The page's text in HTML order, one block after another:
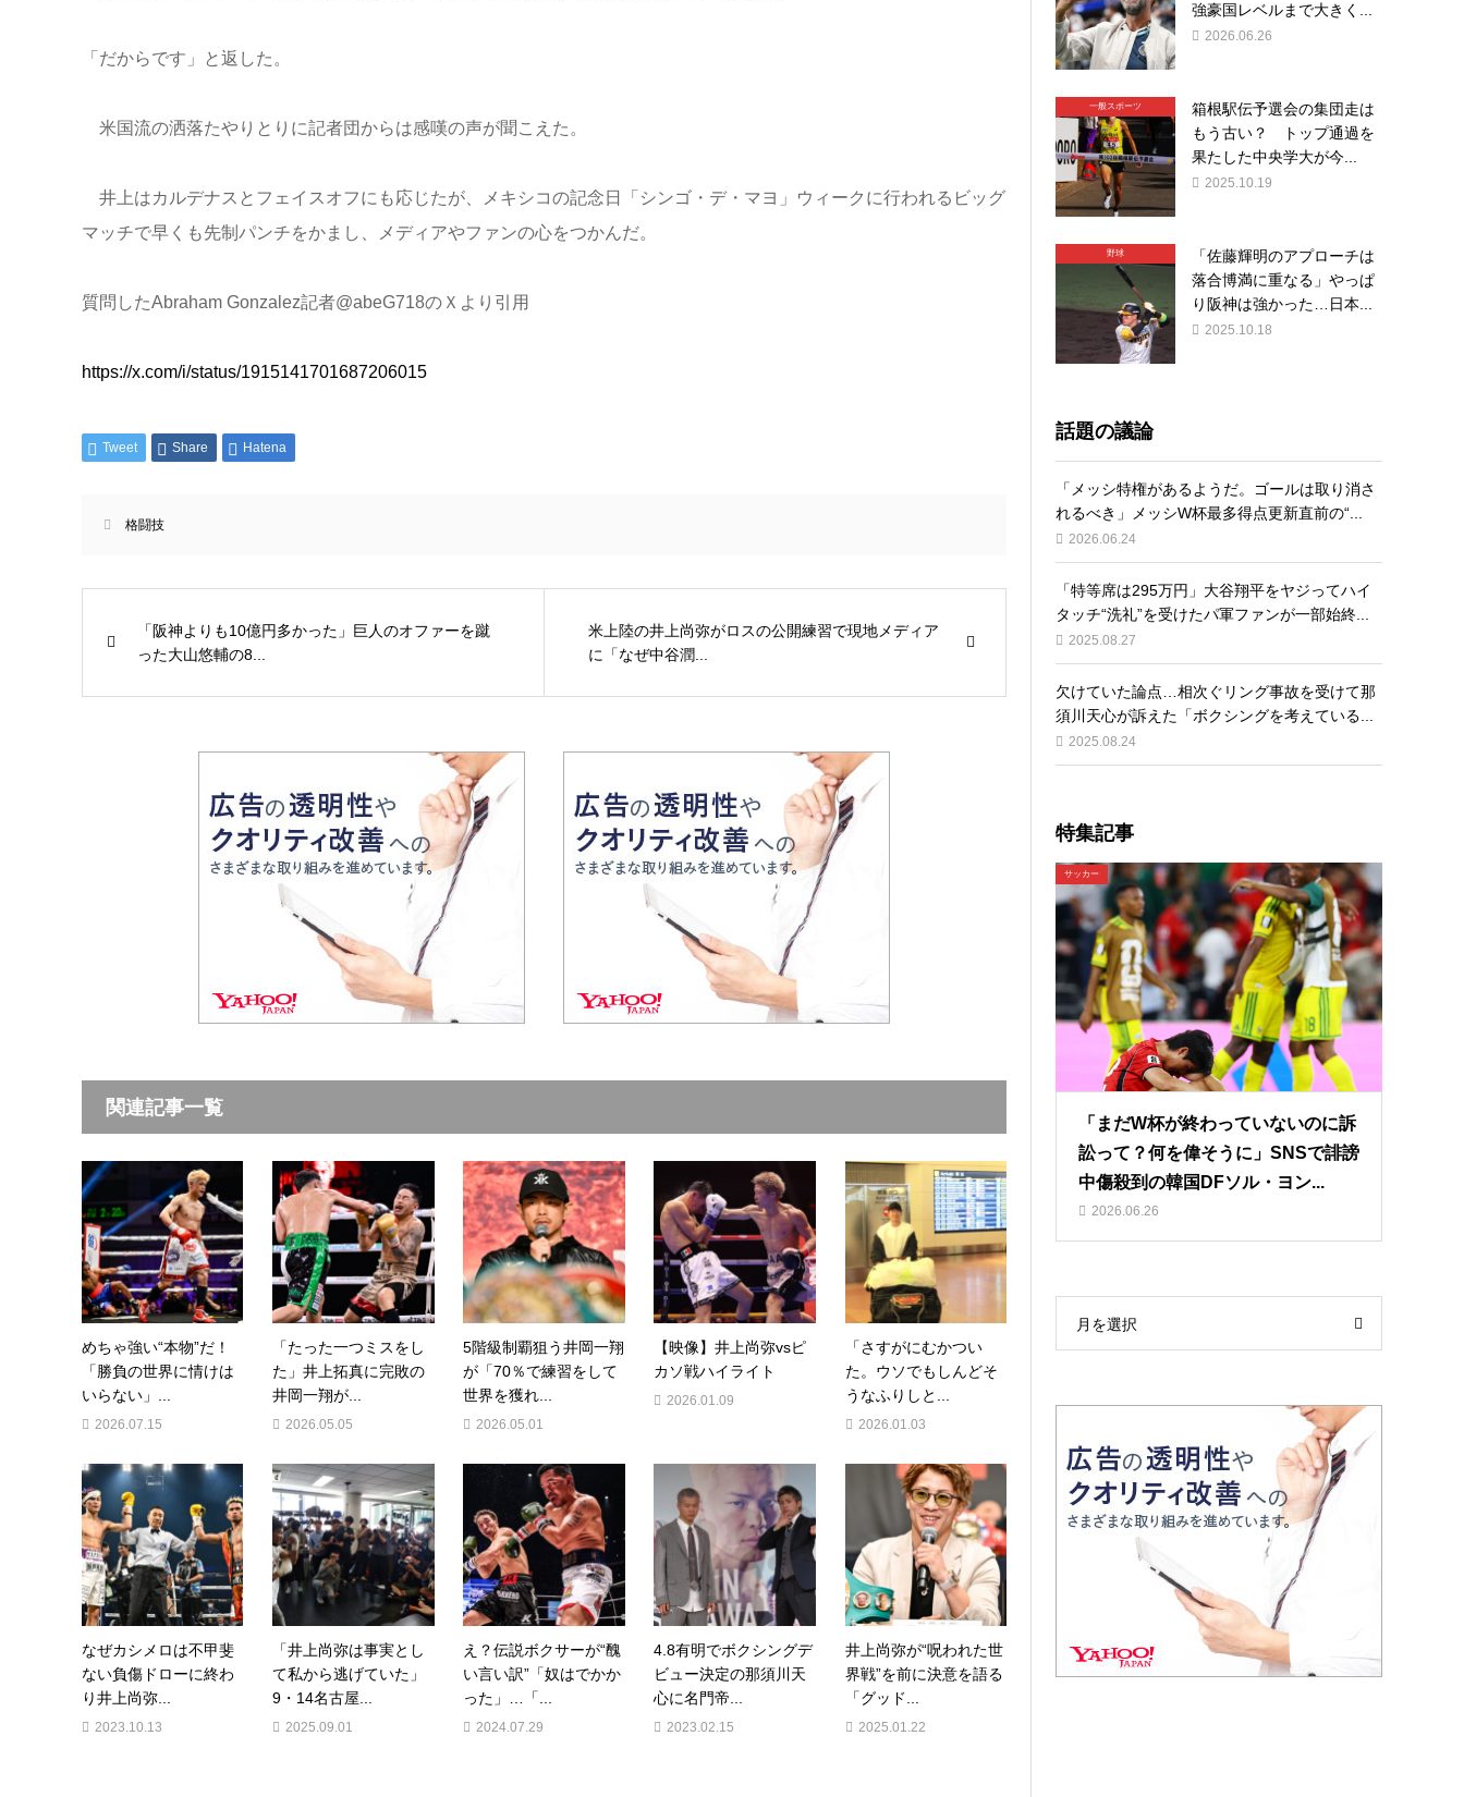
「だからです」と返した。
米国流の洒落たやりとりに記者団からは感嘆の声が聞こえた。
井上はカルデナスとフェイスオフにも応じたが、メキシコの記念日「シンゴ・デ・マヨ」ウィークに行われるビッグ
マッチで早くも先制パンチをかまし、メディアやファンの心をつかんだ。
質問したAbraham Gonzalez記者@abeG718のＸより引用
https://x.com/i/status/1915141701687206015
Tweet Share Hatena
格闘技
「阪神よりも10億円多かった」巨人のオファーを蹴
った大山悠輔の8...
米上陸の井上尚弥がロスの公開練習で現地メディア
に「なぜ中谷潤...
関連記事一覧
めちゃ強い“本物”だ！
「勝負の世界に情けは
いらない」...
2026.07.15
「たった一つミスをし
た」井上拓真に完敗の
井岡一翔が...
2026.05.05
5階級制覇狙う井岡一翔
が「70％で練習をして
世界を獲れ...
2026.05.01
【映像】井上尚弥vsピ
カソ戦ハイライト
2026.01.09
「さすがにむかつい
た。ウソでもしんどそ
うなふりしと...
2026.01.03
なぜカシメロは不甲斐
ない負傷ドローに終わ
り井上尚弥...
2023.10.13
「井上尚弥は事実とし
て私から逃げていた」
9・14名古屋...
2025.09.01
え？伝説ボクサーが“醜
い言い訳”「奴はでかか
った」…「...
2024.07.29
4.8有明でボクシングデ
ビュー決定の那須川天
心に名門帝...
2023.02.15
井上尚弥が“呪われた世
界戦”を前に決意を語る
「グッド...
2025.01.22
強豪国レベルまで大きく...
2026.06.26
一般スポーツ
箱根駅伝予選会の集団走は
もう古い？ トップ通過を
果たした中央学大が今...
2025.10.19
野球
「佐藤輝明のアプローチは
落合博満に重なる」やっぱ
り阪神は強かった…日本...
2025.10.18
話題の議論
「メッシ特権があるようだ。ゴールは取り消さ
れるべき」メッシW杯最多得点更新直前の“...
2026.06.24
「特等席は295万円」大谷翔平をヤジってハイ
タッチ“洗礼”を受けたパ軍ファンが一部始終...
2025.08.27
欠けていた論点…相次ぐリング事故を受けて那
須川天心が訴えた「ボクシングを考えている...
2025.08.24
特集記事
サッカー
「まだW杯が終わっていないのに訴
訟って？何を偉そうに」SNSで誹謗
中傷殺到の韓国DFソル・ヨン...
2026.06.26
月を選択